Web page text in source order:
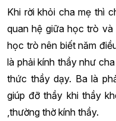
Khi rời khỏi cha mẹ thì
quan hệ giữa học trò
học trò nên biết năm
là phải kính thầy như
thức thầy dạy. Ba là
giúp đỡ thầy khi thầy
,thường thờ kính thầy.